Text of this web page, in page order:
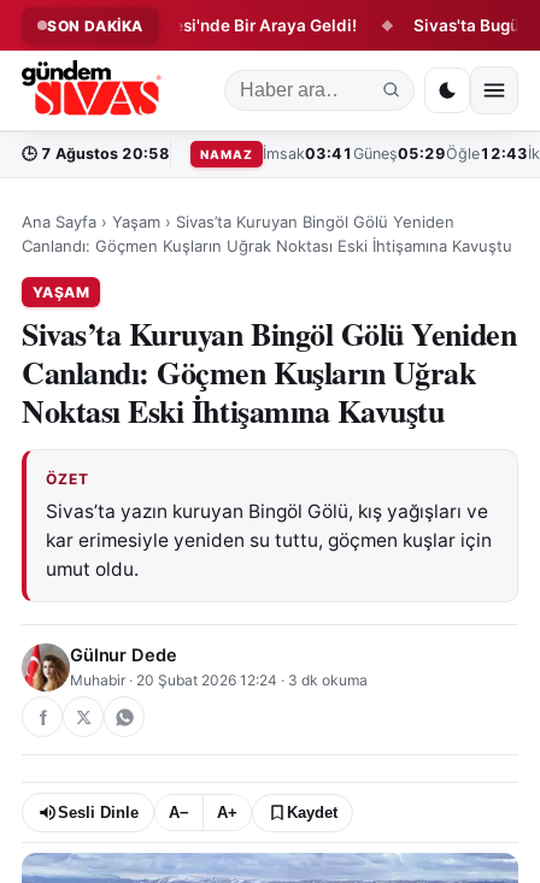
SON DAKİKA
Arifan Külliyesi'nde Bir Araya Geldi! ◆ Sivas'ta Bugün Vefat
🕒 7 Ağustos 20:58 NAMAZ İmsak03:41 Güneş05:29Öğle12:43
Ana Sayfa › Yaşam › Sivas’ta Kuruyan Bingöl Gölü Yeniden
Canlandı: Göçmen Kuşların Uğrak Noktası Eski İhtişamına Kavuştu
YAŞAM
Sivas’ta Kuruyan Bingöl Gölü Yeniden
Canlandı: Göçmen Kuşların Uğrak
Noktası Eski İhtişamına Kavuştu
ÖZET
Sivas’ta yazın kuruyan Bingöl Gölü, kış yağışları ve
kar erimesiyle yeniden su tuttu, göçmen kuşlar için
umut oldu.
Gülnur Dede
Muhabir · 20 Şubat 2026 12:24 · 3 dk okuma
Sesli Dinle A− A+ Kaydet